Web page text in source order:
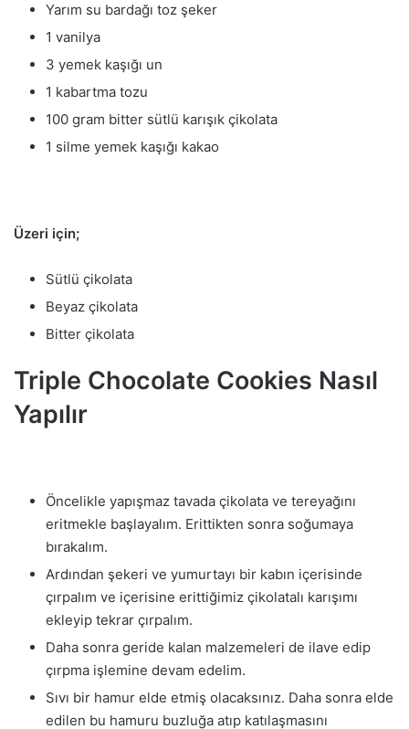
Yarım su bardağı toz şeker
1 vanilya
3 yemek kaşığı un
1 kabartma tozu
100 gram bitter sütlü karışık çikolata
1 silme yemek kaşığı kakao
Üzeri için;
Sütlü çikolata
Beyaz çikolata
Bitter çikolata
Triple Chocolate Cookies Nasıl
Yapılır
Öncelikle yapışmaz tavada çikolata ve tereyağını
eritmekle başlayalım. Erittikten sonra soğumaya
bırakalım.
Ardından şekeri ve yumurtayı bir kabın içerisinde
çırpalım ve içerisine erittiğimiz çikolatalı karışımı
ekleyip tekrar çırpalım.
Daha sonra geride kalan malzemeleri de ilave edip
çırpma işlemine devam edelim.
Sıvı bir hamur elde etmiş olacaksınız. Daha sonra elde
edilen bu hamuru buzluğa atıp katılaşmasını